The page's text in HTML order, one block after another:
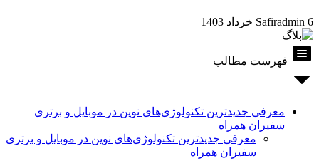
Safiradmin 6 خرداد 1403
فهرست مطالب
معرفی جدیدترین تکنولوژی‌های نوین در موبایل و برتری
سفیران همراه
معرفی جدیدترین تکنولوژی‌های نوین در موبایل و برتری
سفیران همراه